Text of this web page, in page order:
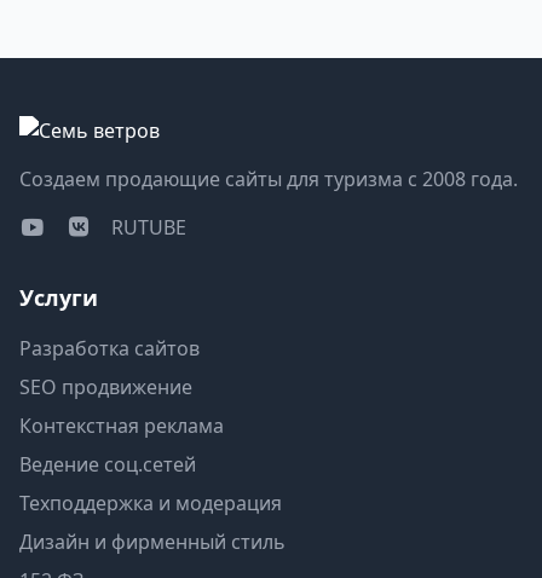
Создаем продающие сайты для туризма с 2008 года.
RUTUBE
Услуги
Разработка сайтов
SEO продвижение
Контекстная реклама
Ведение соц.сетей
Техподдержка и модерация
Дизайн и фирменный стиль